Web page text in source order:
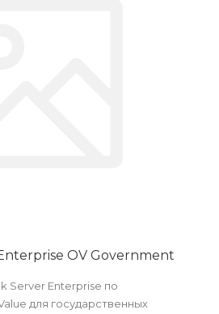
OV Government
Server Enterprise по
для государственных